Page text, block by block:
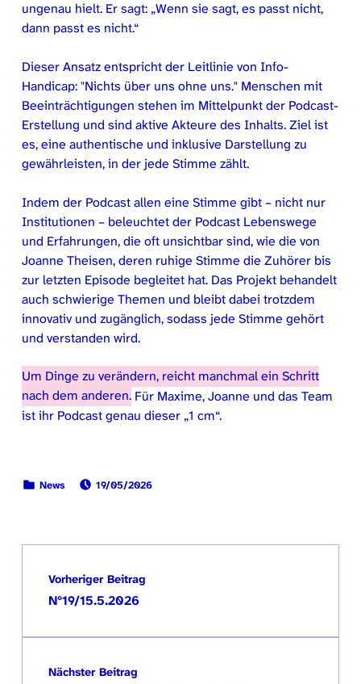
ungenau hielt. Er sagt: „Wenn sie sagt, es passt nicht,
dann passt es nicht.“
Dieser Ansatz entspricht der Leitlinie von Info-
Handicap: Nichts über uns ohne uns. Menschen mit
Beeinträchtigungen stehen im Mittelpunkt der Podcast-
Erstellung und sind aktive Akteure des Inhalts. Ziel ist
es, eine authentische und inklusive Darstellung zu
gewährleisten, in der jede Stimme zählt.
Indem der Podcast allen eine Stimme gibt – nicht nur
Institutionen – beleuchtet der Podcast Lebenswege
und Erfahrungen, die oft unsichtbar sind, wie die von
Joanne Theisen, deren ruhige Stimme die Zuhörer bis
zur letzten Episode begleitet hat. Das Projekt behandelt
auch schwierige Themen und bleibt dabei trotzdem
innovativ und zugänglich, sodass jede Stimme gehört
und verstanden wird.
Um Dinge zu verändern, reicht manchmal ein Schritt
nach dem anderen.Für Maxime, Joanne und das Team
ist ihr Podcast genau dieser „1 cm“.
KATEGORISIERT IN:
News 19/05/2026
Beitragsnavigation
Vorheriger Beitrag
N°19/15.5.2026
Nächster Beitrag